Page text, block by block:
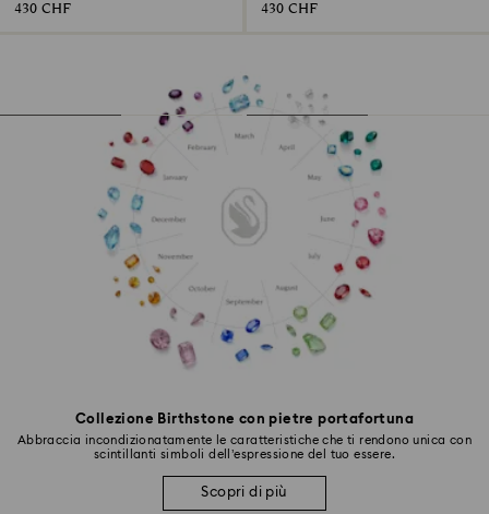
Collezione Birthstone con pietre portafortuna
Abbraccia incondizionatamente le caratteristiche che ti rendono unica con
scintillanti simboli dell’espressione del tuo essere.
Scopri di più
430 CHF 430 CHF